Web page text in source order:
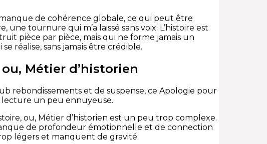
de cohérence globale, ce qui peut être
tournure qui m’a laissé sans voix. L’histoire est
pièce par pièce, mais qui ne forme jamais un
réalise, sans jamais être crédible.
Métier d’historien
rebondissements et de suspense, ce Apologie pour
lecture un peu ennuyeuse.
ou, Métier d’historien est un peu trop complexe.
de profondeur émotionnelle et de connection
légers et manquent de gravité.